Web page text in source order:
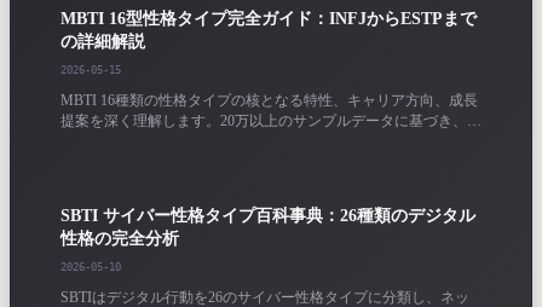
MBTI 16型性格タイプ完全ガイド：INFJからESTPまで
の詳細解説
2026-05-15
MBTI 16種類の性格タイプの核となる特性、キャリア方向、成長
提案を深く理解します。20万以上のサンプルデータに基づき、各
SBTI サイバー性格タイプ百科事典：26種類のデジタル
性格の完全分析
2026-05-10
SBTIはデジタル行動を26のサイバー性格タイプに分類し、ネッ